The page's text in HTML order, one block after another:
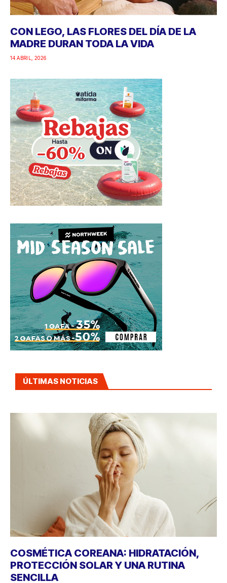
CON LEGO, LAS FLORES DEL DÍA DE LA
MADRE DURAN TODA LA VIDA
14 ABRIL, 2026
ÚLTIMAS NOTICIAS
COSMÉTICA COREANA: HIDRATACIÓN,
PROTECCIÓN SOLAR Y UNA RUTINA
SENCILLA